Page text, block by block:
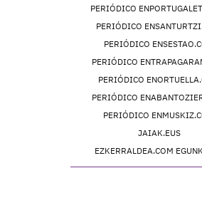
PERIÓDICO
PERIÓDICO
PERIÓDICO
PERIÓDICO
PERIÓDICO
PERIÓDICO
PERIÓDICO
JAIAK.EUS
EZKERRALDEA.COM